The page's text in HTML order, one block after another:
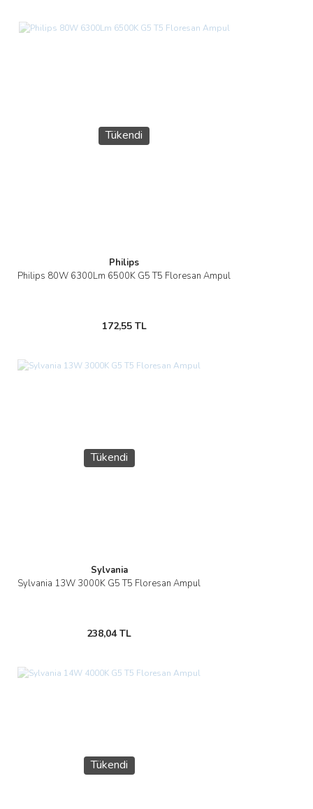
Tükendi
Philips
Philips 80W 6300Lm 6500K G5 T5 Floresan Ampul
172,55 TL
Tükendi
Sylvania
Sylvania 13W 3000K G5 T5 Floresan Ampul
238,04 TL
Tükendi